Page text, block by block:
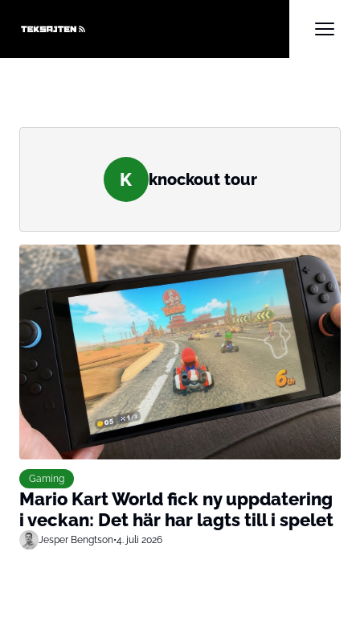
K knockout tour
Gaming
Mario Kart World fick ny uppdatering
i veckan: Det här har lagts till i spelet
Jesper Bengtson•4. juli 2026